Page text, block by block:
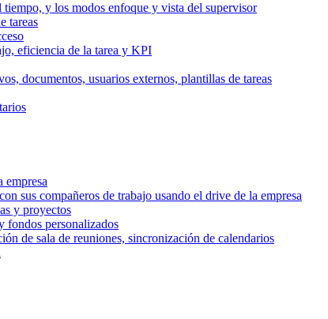
tiempo, y los modos enfoque y vista del supervisor
tareas
eficiencia de la tarea y KPI
documentos, usuarios externos, plantillas de tareas
empresa
sus compañeros de trabajo usando el drive de la empresa
y proyectos
fondos personalizados
de sala de reuniones, sincronización de calendarios